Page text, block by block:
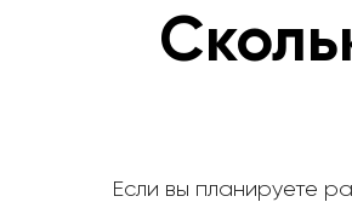
Если вы планируете